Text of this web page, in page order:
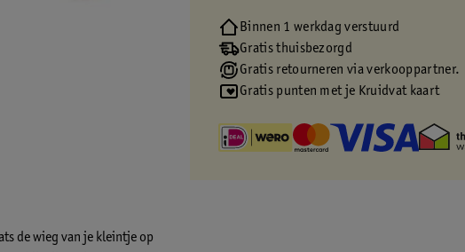
de wieg van je kleintje op
Binnen 1 werkdag verstuurd
Gratis thuisbezorgd
Gratis retourneren via verkooppartner.
Gratis punten met je Kruidvat kaart